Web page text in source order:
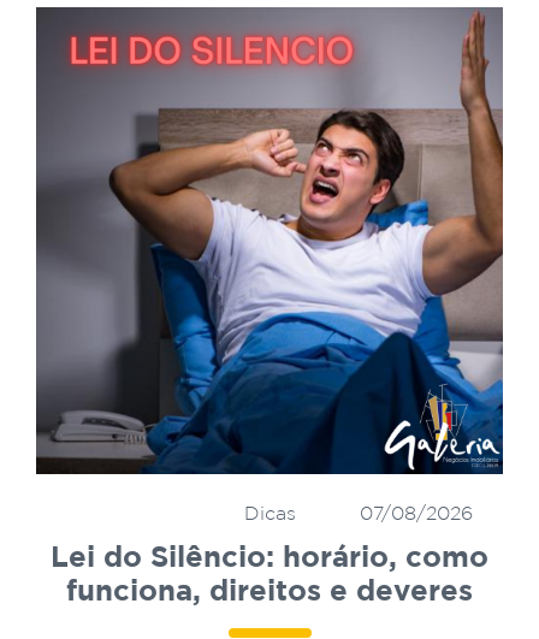
07/08/2026
Dicas
Lei do Silêncio: horário, como
funciona, direitos e deveres